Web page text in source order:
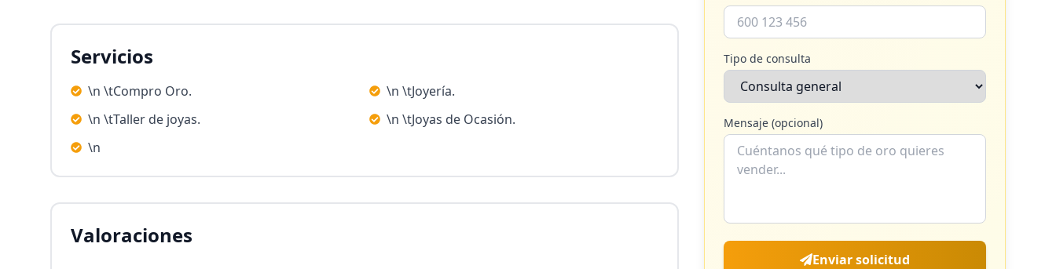
Servicios
\n \tCompro Oro.
\n \tJoyería.
\n \tTaller de joyas.
\n \tJoyas de Ocasión.
\n
Valoraciones
Tipo de consulta
Mensaje (opcional)
Enviar solicitud